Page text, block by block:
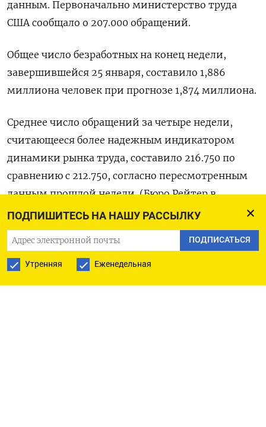
ПОДПИШИТЕСЬ НА НАШУ РАССЫЛКУ
ПОДПИСАТЬСЯ
Утренняя Еженедельная
данным. Первоначально министерство труда
США сообщало о 207.000 обращений.
Общее число безработных на конец недели,
завершившейся 25 января, составило 1,886
миллиона человек при прогнозе 1,874 миллиона.
Среднее число обращений за четыре недели,
считающееся более надежным индикатором
динамики рынка труда, составило 216.750 по
сравнению с 212.750, согласно пересмотренным
данным прошлой недели. (Бюро Рейтер в
Гданьске)
ПОДПИСАТЬСЯ НА ТЕЛЕГРАМ